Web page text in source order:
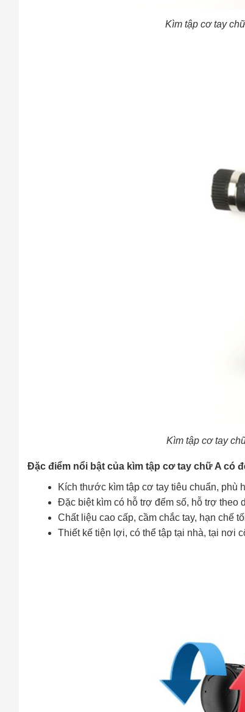
Kìm tập cơ tay
Kìm tập cơ tay
Đặc điểm nổi bật của kìm tập cơ tay chữ A có
Kích thước kìm tập cơ tay tiêu chuẩn, phù
Đặc biệt kìm có hỗ trợ đếm số, hỗ trợ theo
Chất liệu cao cấp, cầm chắc tay, hạn chế
Thiết kế tiện lợi, có thể tập tại nhà, tại nơi